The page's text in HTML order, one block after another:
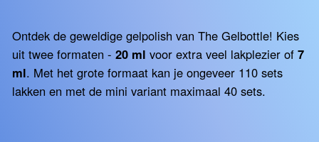
Ontdek de geweldige gelpolish van The Gelbottle! Kies
uit twee formaten - 20 ml voor extra veel lakplezier of 7
ml. Met het grote formaat kan je ongeveer 110 sets
lakken en met de mini variant maximaal 40 sets.